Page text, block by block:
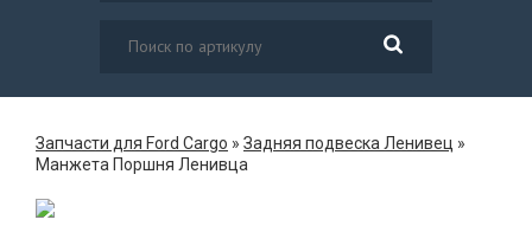
Запчасти для Ford Cargo » Задняя подвеска Ленивец »
Манжета Поршня Ленивца